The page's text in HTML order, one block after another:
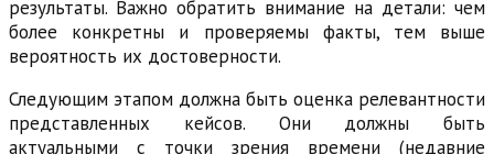
результаты. Важно обратить внимание на детали: чем
более конкретны и проверяемы факты, тем выше
вероятность их достоверности.
Следующим этапом должна быть оценка релевантности
представленных кейсов. Они должны быть
актуальными с точки зрения времени (недавние